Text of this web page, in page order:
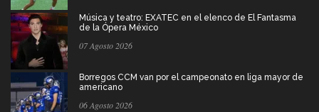
Música y teatro: EXATEC en el elenco de El Fantasma
de la Ópera México
07 Agosto 2026
Borregos CCM van por el campeonato en liga mayor de
americano
06 Agosto 2026